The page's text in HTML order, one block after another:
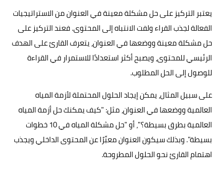
يعتبر التركيز على حل مشكلة معينة في العنوان من الاستراتيجيات
الفعالة لجذب القراء ولفت الانتباه إلى المحتوى. فعند التركيز على
حل مشكلة معينة ووضعها في العنوان، يتعرف القارئ على الهدف
الرئيسي للمحتوى، ويصبح أكثر استعدادًا للاستمرار في القراءة
للوصول إلى الحل المطلوب.
على سبيل المثال، يمكن إيجاد الحلول المحتملة لأزمة المياه
العالمية ووضعها في العنوان، مثل: "كيف يمكنك حل أزمة المياه
العالمية بطرق بسيطة؟"، أو "حل مشكلة المياه في 10 خطوات
بسيطة". وبذلك سيكون العنوان معبِّرًا عن المحتوى الداخلي ويجذب
اهتمام القارئ نحو الحلول المطروحة.